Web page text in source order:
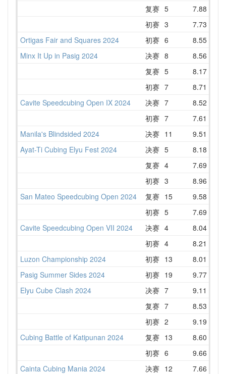
复赛 5 7.88
初赛 3 7.73
Ortigas Fair and Squares 2024
初赛 6 8.55
Minx It Up in Pasig 2024
决赛 8 8.56
复赛 5 8.17
初赛 7 8.71
Cavite Speedcubing Open IX 2024
决赛 7 8.52
初赛 7 7.61
Manila's Blindsided 2024
决赛 11 9.51
Ayat-Ti Cubing Elyu Fest 2024
决赛 5 8.18
复赛 4 7.69
初赛 3 8.96
San Mateo Speedcubing Open 2024
复赛 15 9.58
初赛 5 7.69
Cavite Speedcubing Open VII 2024
决赛 4 8.04
初赛 4 8.21
Luzon Championship 2024
初赛 13 8.01
Pasig Summer Sides 2024
初赛 19 9.77
Elyu Cube Clash 2024
决赛 7 9.11
复赛 7 8.53
初赛 2 9.19
Cubing Battle of Katipunan 2024
复赛 13 8.60
初赛 6 9.66
Cainta Cubing Mania 2024
决赛 12 7.66